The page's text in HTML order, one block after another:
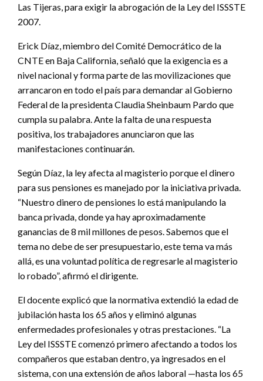
Las Tijeras, para exigir la abrogación de la Ley del ISSSTE
2007.
Erick Díaz, miembro del Comité Democrático de la
CNTE en Baja California, señaló que la exigencia es a
nivel nacional y forma parte de las movilizaciones que
arrancaron en todo el país para demandar al Gobierno
Federal de la presidenta Claudia Sheinbaum Pardo que
cumpla su palabra. Ante la falta de una respuesta
positiva, los trabajadores anunciaron que las
manifestaciones continuarán.
Según Díaz, la ley afecta al magisterio porque el dinero
para sus pensiones es manejado por la iniciativa privada.
“Nuestro dinero de pensiones lo está manipulando la
banca privada, donde ya hay aproximadamente
ganancias de 8 mil millones de pesos. Sabemos que el
tema no debe de ser presupuestario, este tema va más
allá, es una voluntad política de regresarle al magisterio
lo robado”, afirmó el dirigente.
El docente explicó que la normativa extendió la edad de
jubilación hasta los 65 años y eliminó algunas
enfermedades profesionales y otras prestaciones. “La
Ley del ISSSTE comenzó primero afectando a todos los
compañeros que estaban dentro, ya ingresados en el
sistema, con una extensión de años laboral —hasta los 65